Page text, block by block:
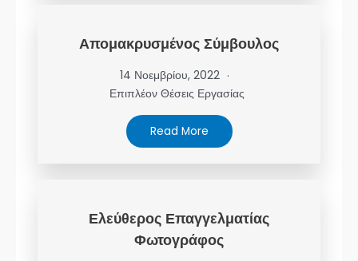
Απομακρυσμένος Σύμβουλος
14 Νοεμβρίου, 2022
Επιπλέον Θέσεις Εργασίας
Read More
Ελεύθερος Επαγγελματίας
Φωτογράφος